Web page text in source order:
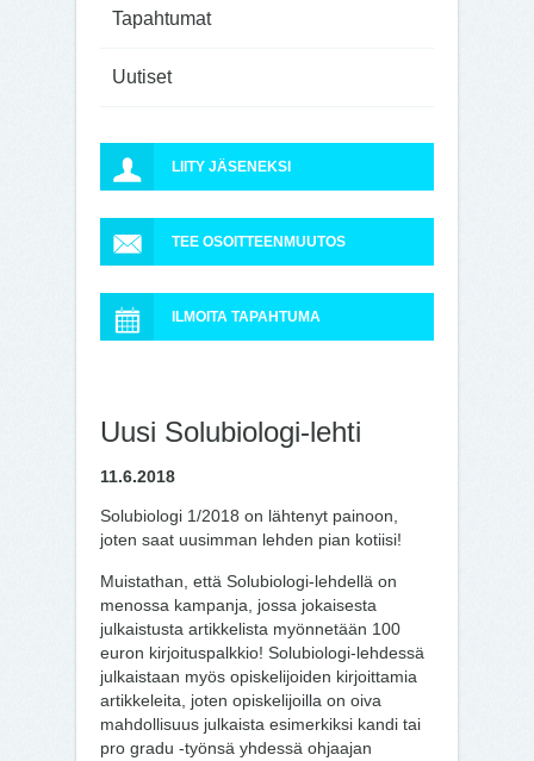
Tapahtumat
Uutiset
LIITY JÄSENEKSI
TEE OSOITTEENMUUTOS
ILMOITA TAPAHTUMA
Uusi Solubiologi-lehti
11.6.2018
Solubiologi 1/2018 on lähtenyt painoon,
joten saat uusimman lehden pian kotiisi!
Muistathan, että Solubiologi-lehdellä on
menossa kampanja, jossa jokaisesta
julkaistusta artikkelista myönnetään 100
euron kirjoituspalkkio! Solubiologi-lehdessä
julkaistaan myös opiskelijoiden kirjoittamia
artikkeleita, joten opiskelijoilla on oiva
mahdollisuus julkaista esimerkiksi kandi tai
pro gradu -työnsä yhdessä ohjaajan